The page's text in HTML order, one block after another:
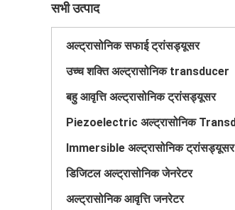
सभी उत्पाद
अल्ट्रासोनिक सफाई ट्रांसड्यूसर
उच्च शक्ति अल्ट्रासोनिक transducer
बहु आवृत्ति अल्ट्रासोनिक ट्रांसड्यूसर
Immersible अल्ट्रासोनिक ट्रांसड्यूसर
डिजिटल अल्ट्रासोनिक जेनरेटर
अल्ट्रासोनिक आवृत्ति जनरेटर